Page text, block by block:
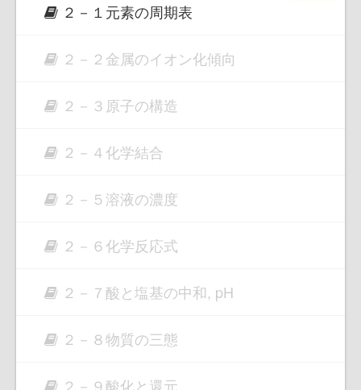
２－１元素の周期表
２－２金属のイオン化傾向
２－３原子の構造
２－４化学結合
２－５溶液の濃度
２－６化学反応式
２－７酸と塩基の中和, pH
２－８物質の三態
２－９酸化と還元